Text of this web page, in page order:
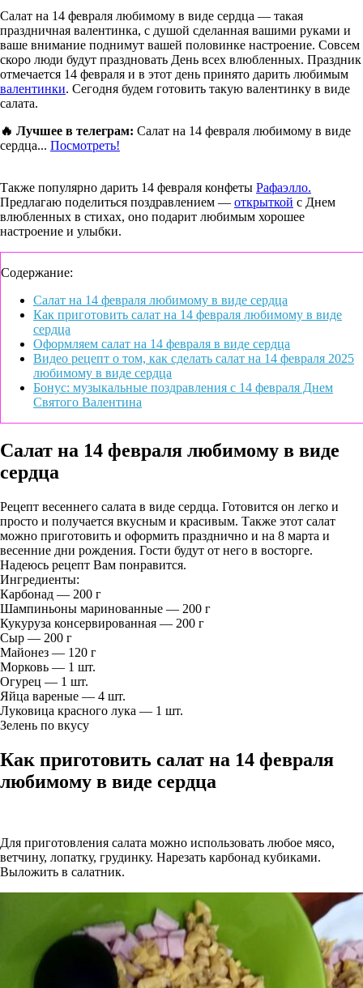
Салат на 14 февраля любимому в виде сердца — такая
праздничная валентинка, с душой сделанная вашими руками и
ваше внимание поднимут вашей половинке настроение. Совсем
скоро люди будут праздновать День всех влюбленных. Праздник
отмечается 14 февраля и в этот день принято дарить любимым
валентинки. Сегодня будем готовить такую валентинку в виде
салата.
🔥 Лучшее в телеграм: Салат на 14 февраля любимому в виде
сердца... Посмотреть!
Также популярно дарить 14 февраля конфеты Рафаэлло.
Предлагаю поделиться поздравлением — открыткой с Днем
влюбленных в стихах, оно подарит любимым хорошее
настроение и улыбки.
Содержание:
Салат на 14 февраля любимому в виде сердца
Как приготовить салат на 14 февраля любимому в виде
сердца
Оформляем салат на 14 февраля в виде сердца
Видео рецепт о том, как сделать салат на 14 февраля 2025
любимому в виде сердца
Бонус: музыкальные поздравления с 14 февраля Днем
Святого Валентина
Салат на 14 февраля любимому в виде
сердца
Рецепт весеннего салата в виде сердца. Готовится он легко и
просто и получается вкусным и красивым. Также этот салат
можно приготовить и оформить празднично и на 8 марта и
весенние дни рождения. Гости будут от него в восторге.
Надеюсь рецепт Вам понравится.
Ингредиенты:
Карбонад — 200 г
Шампиньоны маринованные — 200 г
Кукуруза консервированная — 200 г
Сыр — 200 г
Майонез — 120 г
Морковь — 1 шт.
Огурец — 1 шт.
Яйца вареные — 4 шт.
Луковица красного лука — 1 шт.
Зелень по вкусу
Как приготовить салат на 14 февраля
любимому в виде сердца
Для приготовления салата можно использовать любое мясо,
ветчину, лопатку, грудинку. Нарезать карбонад кубиками.
Выложить в салатник.